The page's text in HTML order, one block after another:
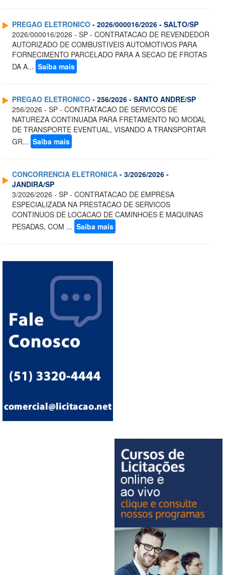
PREGAO ELETRONICO - 2026/000016/2026 - SALTO/SP
2026/000016/2026 - SP - CONTRATACAO DE REVENDEDOR
AUTORIZADO DE COMBUSTIVEIS AUTOMOTIVOS PARA
FORNECIMENTO PARCELADO PARA A SECAO DE FROTAS
DA A... Saiba mais
PREGAO ELETRONICO - 256/2026 - SANTO ANDRE/SP
256/2026 - SP - CONTRATACAO DE SERVICOS DE
NATUREZA CONTINUADA PARA FRETAMENTO NO MODAL
DE TRANSPORTE EVENTUAL, VISANDO A TRANSPORTAR
GR... Saiba mais
CONCORRENCIA ELETRONICA - 3/2026/2026 -
JANDIRA/SP
3/2026/2026 - SP - CONTRATACAO DE EMPRESA
ESPECIALIZADA NA PRESTACAO DE SERVICOS
CONTINUOS DE LOCACAO DE CAMINHOES E MAQUINAS
PESADAS, COM ... Saiba mais